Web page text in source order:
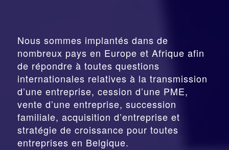
Nous sommes implantés dans de
nombreux pays en Europe et Afrique afin
de répondre à toutes questions
internationales relatives à la transmission
d’une entreprise, cession d’une PME,
vente d’une entreprise, succession
familiale, acquisition d’entreprise et
stratégie de croissance pour toutes
entreprises en Belgique.